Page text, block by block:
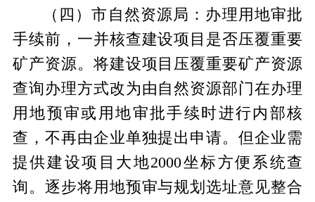
（ 四 ）市 自然资源 局 ： 办理用地审批
手续前，一并核查建设项目是否压覆重要
矿产资源。 将建设项目压覆重要矿产资源
查询办理方式改为由自然资源部门在办理
用地预审或用地审批手续时进行内部核
查，不再由企业单独提出申请。但企业需
提供建设项目大地2000坐标方便系统查
询。 逐步将用地预审与规划选址意见整合